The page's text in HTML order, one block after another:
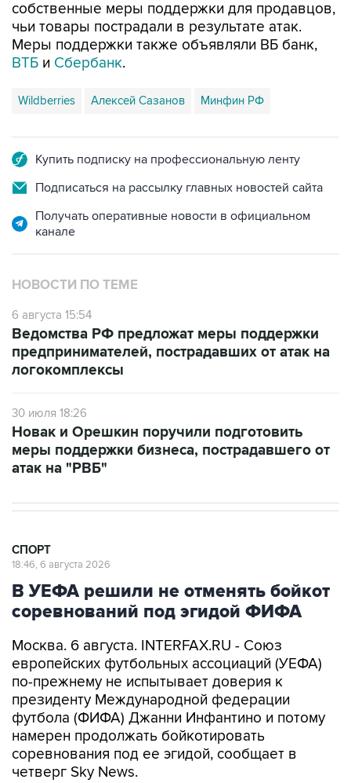
собственные меры поддержки для продавцов,
чьи товары пострадали в результате атак.
Меры поддержки также объявляли ВБ банк,
ВТБ и Сбербанк.
Wildberries Алексей Сазанов Минфин РФ
Купить подписку на профессиональную ленту
Подписаться на рассылку главных новостей сайта
Получать оперативные новости в официальном
канале
НОВОСТИ ПО ТЕМЕ
6 августа 15:54
Ведомства РФ предложат меры поддержки
предпринимателей, пострадавших от атак на
логокомплексы
30 июля 18:26
Новак и Орешкин поручили подготовить
меры поддержки бизнеса, пострадавшего от
атак на "РВБ"
СПОРТ
18:46, 6 августа 2026
В УЕФА решили не отменять бойкот
соревнований под эгидой ФИФА
Москва. 6 августа. INTERFAX.RU - Союз
европейских футбольных ассоциаций (УЕФА)
по-прежнему не испытывает доверия к
президенту Международной федерации
футбола (ФИФА) Джанни Инфантино и потому
намерен продолжать бойкотировать
соревнования под ее эгидой, сообщает в
четверг Sky News.